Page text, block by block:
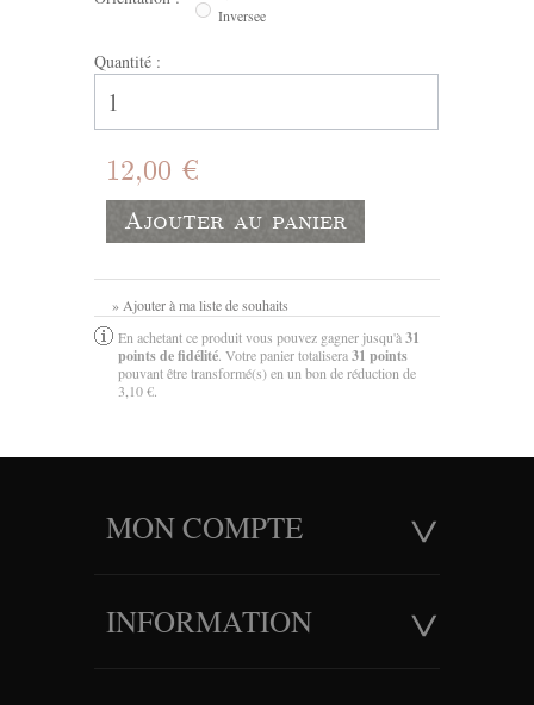
Inversee
Quantité :
12,00 €
Ajouter au panier
» Ajouter à ma liste de souhaits
En achetant ce produit vous pouvez gagner jusqu'à31
points de fidélité . Votre panier totalisera31 points
pouvant être transformé(s) en un bon de réduction de
3,10 €
MON COMPTE
INFORMATION